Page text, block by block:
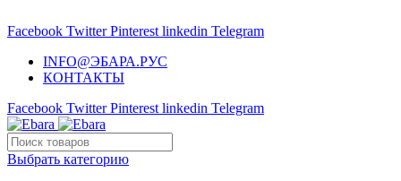
Facebook Twitter Pinterest linkedin Telegram
INFO@ЭБАРА.РУС
КОНТАКТЫ
Facebook Twitter Pinterest linkedin Telegram
Выбрать категорию